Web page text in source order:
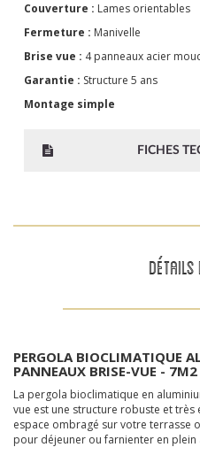
Couverture : Lames orientables
Fermeture : Manivelle
Brise vue : 4 panneaux acier
Garantie : Structure 5 ans
Montage simple
FICHES
DÉTAILS
PERGOLA BIOCLIMATIQUE
PANNEAUX BRISE-VUE - 7M2
La pergola bioclimatique en
vue est une structure robuste et
espace ombragé sur votre terrasse
pour déjeuner ou farnienter en